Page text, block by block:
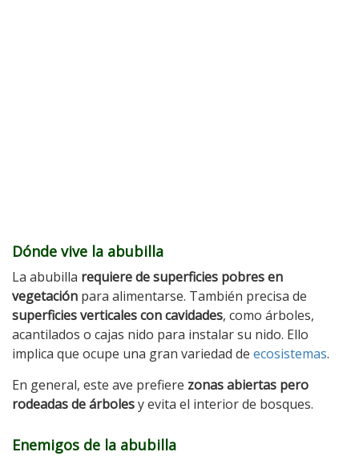
Dónde vive la abubilla
La abubilla requiere de superficies pobres en
vegetación para alimentarse. También precisa de
superficies verticales con cavidades, como árboles,
acantilados o cajas nido para instalar su nido. Ello
implica que ocupe una gran variedad de ecosistemas.
En general, este ave prefiere zonas abiertas pero
rodeadas de árbolesy evita el interior de bosques.
Enemigos de la abubilla